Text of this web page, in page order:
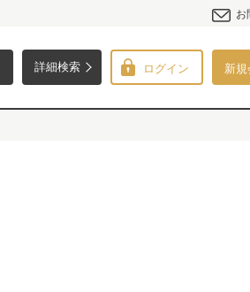
お
詳細検索 ログイン 新